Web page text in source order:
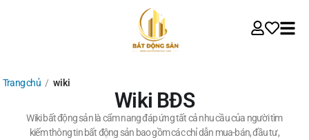
Trang chủ / wiki
Wiki BĐS
Wiki bất động sản là cẩm nang đáp ứng tất cả nhu cầu của người tìm
kiếm thông tin bất động sản bao gồm các chỉ dẫn mua-bán, đầu tư,